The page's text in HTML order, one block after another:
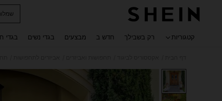
קטגוריות רק בשבילך חדש ב מבצעים בגדי נשים בגדי